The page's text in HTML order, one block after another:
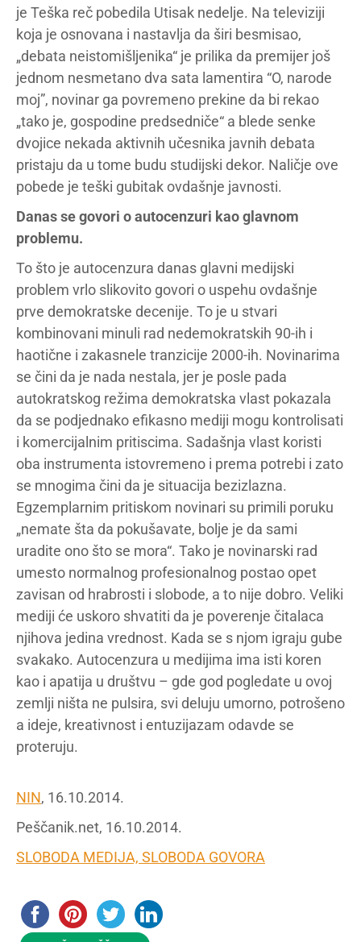
je Teška reč pobedila Utisak nedelje. Na televiziji
koja je osnovana i nastavlja da širi besmisao,
„debata neistomišljenika“ je prilika da premijer još
jednom nesmetano dva sata lamentira “O, narode
moj”, novinar ga povremeno prekine da bi rekao
„tako je, gospodine predsedniče“ a blede senke
dvojice nekada aktivnih učesnika javnih debata
pristaju da u tome budu studijski dekor. Naličje ove
pobede je teški gubitak ovdašnje javnosti.
Danas se govori o autocenzuri kao glavnom
problemu.
To što je autocenzura danas glavni medijski
problem vrlo slikovito govori o uspehu ovdašnje
prve demokratske decenije. To je u stvari
kombinovani minuli rad nedemokratskih 90-ih i
haotične i zakasnele tranzicije 2000-ih. Novinarima
se čini da je nada nestala, jer je posle pada
autokratskog režima demokratska vlast pokazala
da se podjednako efikasno mediji mogu kontrolisati
i komercijalnim pritiscima. Sadašnja vlast koristi
oba instrumenta istovremeno i prema potrebi i zato
se mnogima čini da je situacija bezizlazna.
Egzemplarnim pritiskom novinari su primili poruku
„nemate šta da pokušavate, bolje je da sami
uradite ono što se mora“. Tako je novinarski rad
umesto normalnog profesionalnog postao opet
zavisan od hrabrosti i slobode, a to nije dobro. Veliki
mediji će uskoro shvatiti da je poverenje čitalaca
njihova jedina vrednost. Kada se s njom igraju gube
svakako. Autocenzura u medijima ima isti koren
kao i apatija u društvu – gde god pogledate u ovoj
zemlji ništa ne pulsira, svi deluju umorno, potrošeno
a ideje, kreativnost i entuzijazam odavde se
proteruju.
NIN, 16.10.2014.
Peščanik.net, 16.10.2014.
SLOBODA MEDIJA, SLOBODA GOVORA